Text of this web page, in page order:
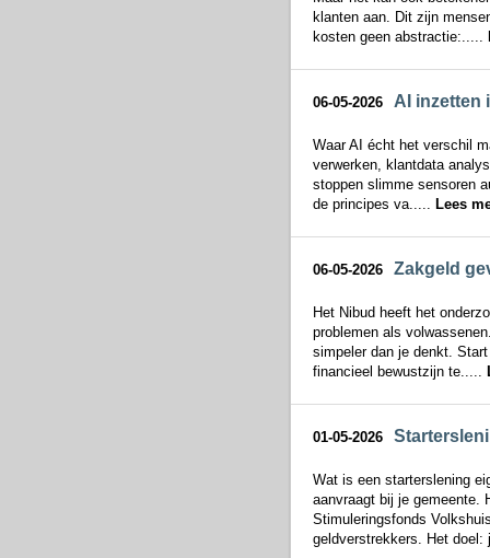
klanten aan. Dit zijn
kosten geen abstractie:.....
06-05-2026 AI inzetten
Waar AI écht het verschil
verwerken, klantdata
stoppen slimme sensoren
de principes va..... Lees
06-05-2026 Zakgeld
Het Nibud heeft het
problemen als
simpeler dan je denkt.
financieel bewustzijn te.....
01-05-2026
Wat is een starterslening
aanvraagt bij je gemeente.
Stimuleringsfonds
geldverstrekkers. Het